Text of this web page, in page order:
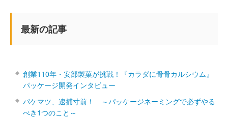
最新の記事
創業110年・安部製菓が挑戦！『カラダに骨骨カルシウム』
パッケージ開発インタビュー
パケマツ、逮捕寸前！ ～パッケージネーミングで必ずやる
べき1つのこと～